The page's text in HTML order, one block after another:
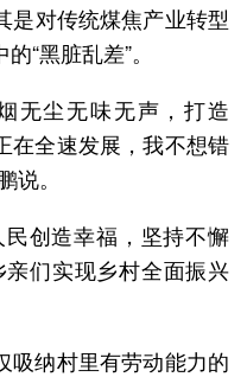
是对传统煤焦产业转型
“黑脏乱差”。
无尘无味无声，打造
在全速发展，我不想错
说。
创造幸福，坚持不懈
们实现乡村全面振兴
吸纳村里有劳动能力的